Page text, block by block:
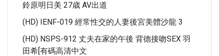
鈴原明日美 27歳 AV出道
(HD) IENF-019 經常性交的人妻後宮美體沙龍 3
(HD) NSPS-912 丈夫在家的午後 背德接吻SEX 羽
田希[有碼高清中文